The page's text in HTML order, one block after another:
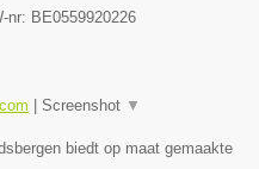
nr: BE0559920226
| Screenshot ▼
biedt op maat gemaakte